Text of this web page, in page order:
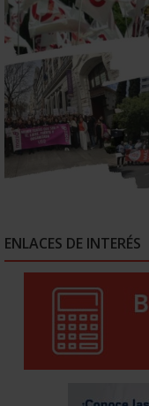
ENLACES DE INTERÉS